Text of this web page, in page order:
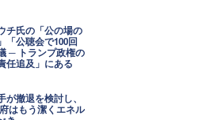
チ氏の「公の場の
「公聴会で100回
─ トランプ政権の
任追及」にある
撤退を検討し、
はもう潔くエネル